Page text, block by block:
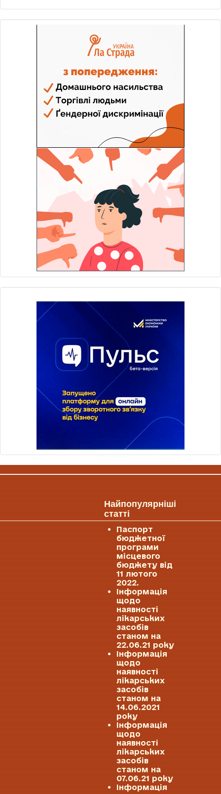
Найпопулярніші
статті
Паспорт
бюджетної
програми
місцевого
бюджету від
11 лютого
2022.
Інформація
щодо
наявності
лікарських
засобів
станом на
22.06.21 року
Інформація
щодо
наявності
лікарських
засобів
станом на
14.06.2021
року
Інформація
щодо
наявності
лікарських
засобів
станом на
07.06.21 року
Інформація